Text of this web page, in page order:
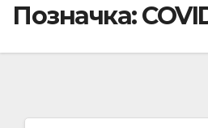
Позначка: